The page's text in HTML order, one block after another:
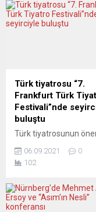
ulaştı. Almanya
İstatistik Dairesi
kasımda piyasa
beklentilerinin...
Türk tiyatrosu “7.
Frankfurt Türk
Festivali”nde
buluştu
Türk tiyatrosunun
Frankfurt Türk Tiyatro
Festivali” yarın sona
ve Turizm Bakanlığı,
Almanya Hessen
06.09.2021
0
102